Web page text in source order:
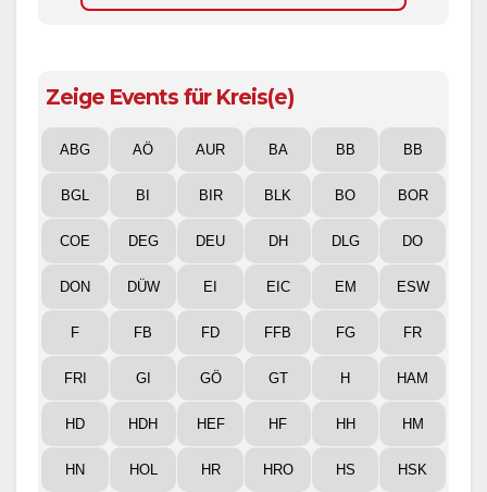
Zeige Events für Kreis(e)
ABG AÖ AUR BA BB BB
BGL BI BIR BLK BO BOR
COE DEG DEU DH DLG DO
DON DÜW EI EIC EM ESW
F FB FD FFB FG FR
FRI GI GÖ GT H HAM
HD HDH HEF HF HH HM
HN HOL HR HRO HS HSK